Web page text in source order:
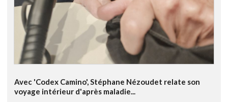
Avec 'Codex Camino', Stéphane Nézoudet relate son
voyage intérieur d'après maladie...